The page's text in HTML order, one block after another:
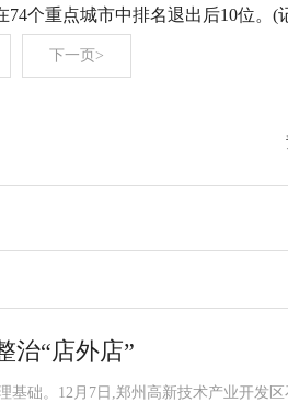
个重点城市中排名退出后10位。(
下一页>
治“店外店”
础。12月7日,郑州高新技术产业开发